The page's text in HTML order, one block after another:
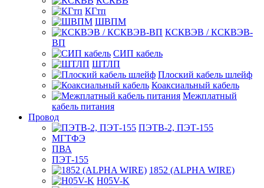
КГтп
ШВПМ
КСКВЭВ / КСКВЭВ-
ВП
СИП кабель
ШТЛП
Плоский кабель шлейф
Коаксиальный кабель
Межплатный
кабель питания
Провод
ПЭТВ-2, ПЭТ-155
МГТФЭ
ПВА
ПЭТ-155
1852 (ALPHA WIRE)
H05V-K